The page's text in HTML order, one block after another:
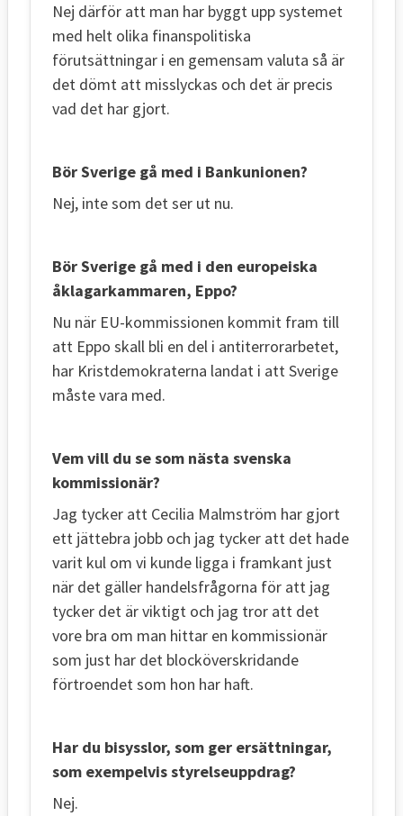
Nej därför att man har byggt upp systemet
med helt olika finanspolitiska
förutsättningar i en gemensam valuta så är
det dömt att misslyckas och det är precis
vad det har gjort.
Bör Sverige gå med i Bankunionen?
Nej, inte som det ser ut nu.
Bör Sverige gå med i den europeiska
åklagarkammaren, Eppo?
Nu när EU-kommissionen kommit fram till
att Eppo skall bli en del i antiterrorarbetet,
har Kristdemokraterna landat i att Sverige
måste vara med.
Vem vill du se som nästa svenska
kommissionär?
Jag tycker att Cecilia Malmström har gjort
ett jättebra jobb och jag tycker att det hade
varit kul om vi kunde ligga i framkant just
när det gäller handelsfrågorna för att jag
tycker det är viktigt och jag tror att det
vore bra om man hittar en kommissionär
som just har det blocköverskridande
förtroendet som hon har haft.
Har du bisysslor, som ger ersättningar,
som exempelvis styrelseuppdrag?
Nej.